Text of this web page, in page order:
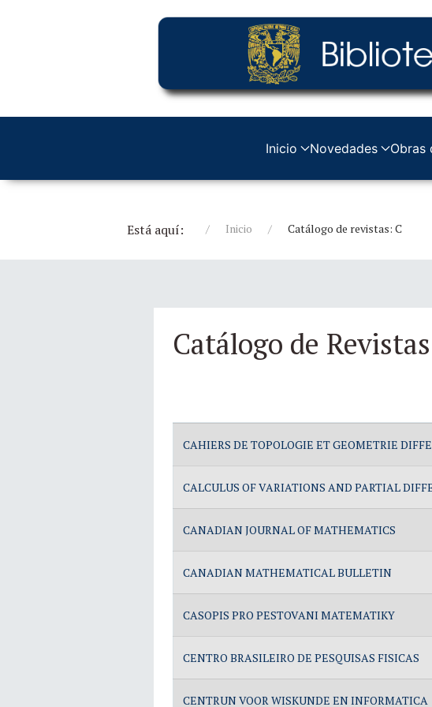
Inicio Novedades Obras
Está aquí: Inicio Catálogo de revistas: C
Catálogo de
CAHIERS DE TOPOLOGIE ET GEOMETRIE
CALCULUS OF VARIATIONS AND PARTIAL
CANADIAN JOURNAL OF MATHEMATICS
CANADIAN MATHEMATICAL BULLETIN
CASOPIS PRO PESTOVANI MATEMATIKY
CENTRO BRASILEIRO DE PESQUISAS FISICAS
CENTRUN VOOR WISKUNDE EN INFORMATICA